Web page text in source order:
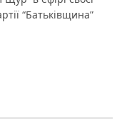
“Батьківщина”